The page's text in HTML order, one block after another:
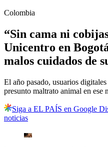
Colombia
“Sin cama ni
Unicentro en
malos cuidados de
El año pasado, usuarios
presunto maltrato animal en ese
Siga a EL PAÍS en Google
noticias